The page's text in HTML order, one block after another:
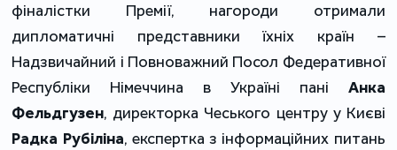
фіналістки Премії, нагороди отримали
дипломатичні представники їхніх країн –
Надзвичайний і Повноважний Посол Федеративної
Республіки Німеччина в Україні пані Анка
Фельдгузен, директорка Чеського центру у Києві
Радка Рубіліна, експертка з інформаційних питань